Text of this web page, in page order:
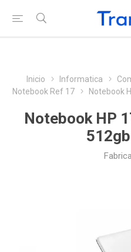
Inicio Informatica
Notebook Ref 17
Notebook
Notebook HP